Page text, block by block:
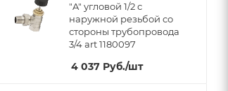
"A" угловой 1/2 с
наружной резьбой со
стороны трубопровода
3/4 art 1180097
4 037 Руб./шт